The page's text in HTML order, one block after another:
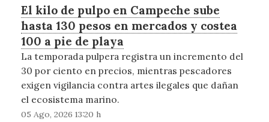
El kilo de pulpo en Campeche sube
hasta 130 pesos en mercados y costea
100 a pie de playa
La temporada pulpera registra un incremento del
30 por ciento en precios, mientras pescadores
exigen vigilancia contra artes ilegales que dañan
el ecosistema marino.
05 Ago, 2026 13:20 h